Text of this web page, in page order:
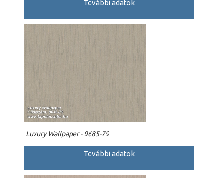
További adatok
Luxury Wallpaper - 9685-79
További adatok